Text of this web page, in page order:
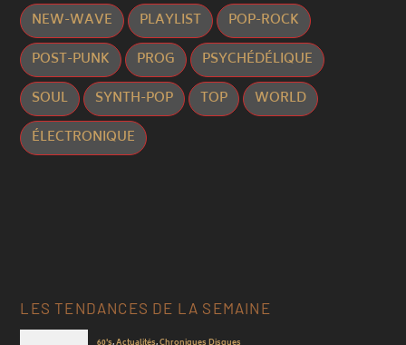
NEW-WAVE
PLAYLIST
POP-ROCK
POST-PUNK
PROG
PSYCHÉDÉLIQUE
SOUL
SYNTH-POP TOP
WORLD
ÉLECTRONIQUE
LES TENDANCES DE LA SEMAINE